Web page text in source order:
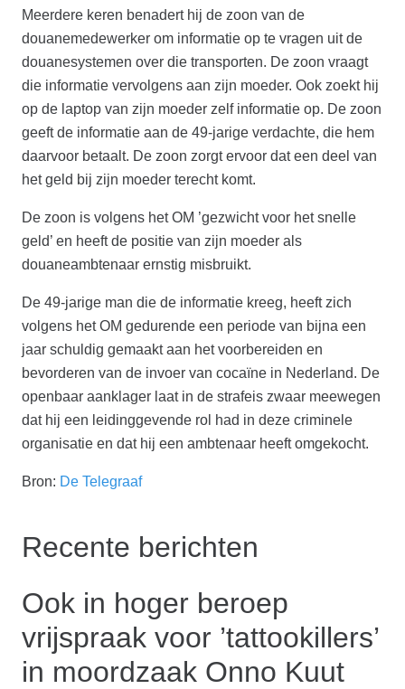
Meerdere keren benadert hij de zoon van de
douanemedewerker om informatie op te vragen uit de
douanesystemen over die transporten. De zoon vraagt
die informatie vervolgens aan zijn moeder. Ook zoekt hij
op de laptop van zijn moeder zelf informatie op. De zoon
geeft de informatie aan de 49-jarige verdachte, die hem
daarvoor betaalt. De zoon zorgt ervoor dat een deel van
het geld bij zijn moeder terecht komt.
De zoon is volgens het OM ’gezwicht voor het snelle
geld’ en heeft de positie van zijn moeder als
douaneambtenaar ernstig misbruikt.
De 49-jarige man die de informatie kreeg, heeft zich
volgens het OM gedurende een periode van bijna een
jaar schuldig gemaakt aan het voorbereiden en
bevorderen van de invoer van cocaïne in Nederland. De
openbaar aanklager laat in de strafeis zwaar meewegen
dat hij een leidinggevende rol had in deze criminele
organisatie en dat hij een ambtenaar heeft omgekocht.
Bron: De Telegraaf
Recente berichten
Ook in hoger beroep
vrijspraak voor ’tattookillers’
in moordzaak Onno Kuut